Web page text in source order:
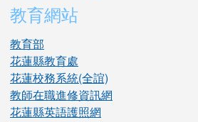
教育網站
教育部
花蓮縣教育處
花蓮校務系統(全誼)
教師在職進修資訊網
花蓮縣英語護照網